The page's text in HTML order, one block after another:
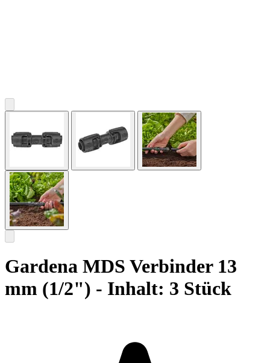
Gardena MDS Verbinder 13
mm (1/2") - Inhalt: 3 Stück